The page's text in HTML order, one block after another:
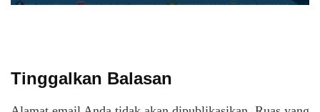
Tinggalkan Balasan